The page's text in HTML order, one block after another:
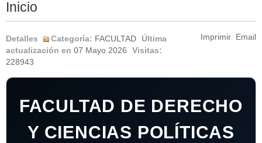
Inicio
Imprimir Email
Detalles Categoría: FACULTAD
Última
actualización en 07 Mayo 2026
Visitas:
228943
FACULTAD DE DERECHO
Y CIENCIAS POLÍTICAS